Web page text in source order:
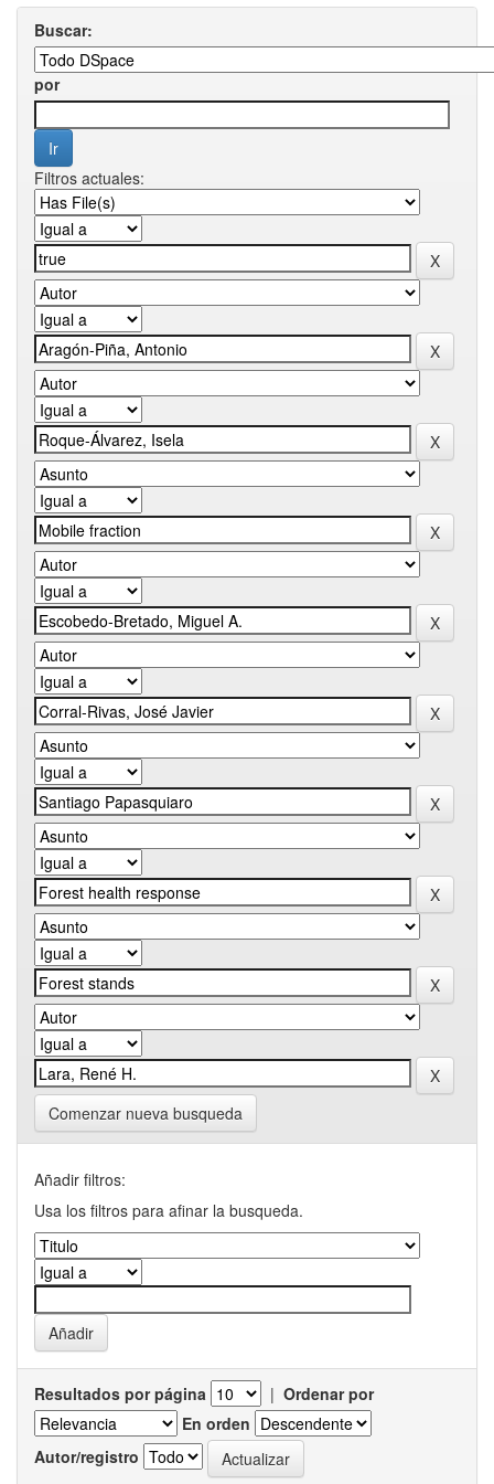
Buscar:
por
Filtros actuales:
Comenzar nueva busqueda
Añadir filtros:
Usa los filtros para afinar la busqueda.
Resultados por página | Ordenar por
En orden
Autor/registro